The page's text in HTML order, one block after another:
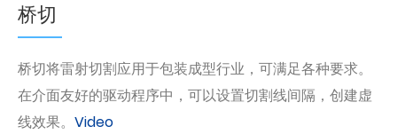
桥切
桥切将雷射切割应用于包装成型行业，可满足各种要求。
在介面友好的驱动程序中，可以设置切割线间隔，创建虚
线效果。 Video